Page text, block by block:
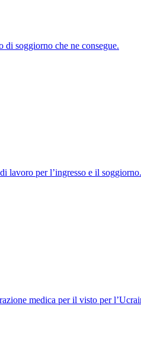
soggiorno che ne consegue.
lavoro per l’ingresso e il soggiorno.
medica per il visto per